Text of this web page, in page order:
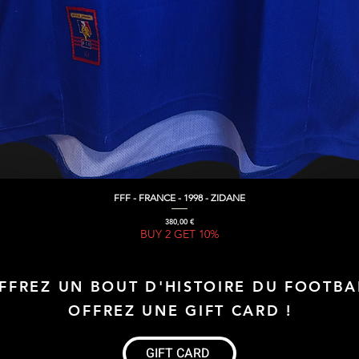
Aperçu rapide
FFF - FRANCE - 1998 - ZIDANE
Prix
380,00 €
BUY 2 GET 10%
UN BOUT D'HISTOIRE DU
OFFREZ UNE GIFT CARD !
GIFT CARD